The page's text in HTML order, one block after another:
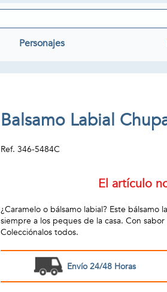
Personajes
Balsamo Labial
Ref. 346-5484C
El artículo
¿Caramelo o bálsamo labial? Este
siempre a los peques de la casa. Con
Colecciónalos todos.
Envío 24/48 Horas